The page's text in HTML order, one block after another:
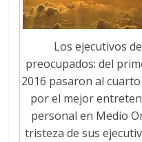
Los ejecutivos
preocupados: del
2016 pasaron al
por el mejor
personal en Medio
tristeza de sus